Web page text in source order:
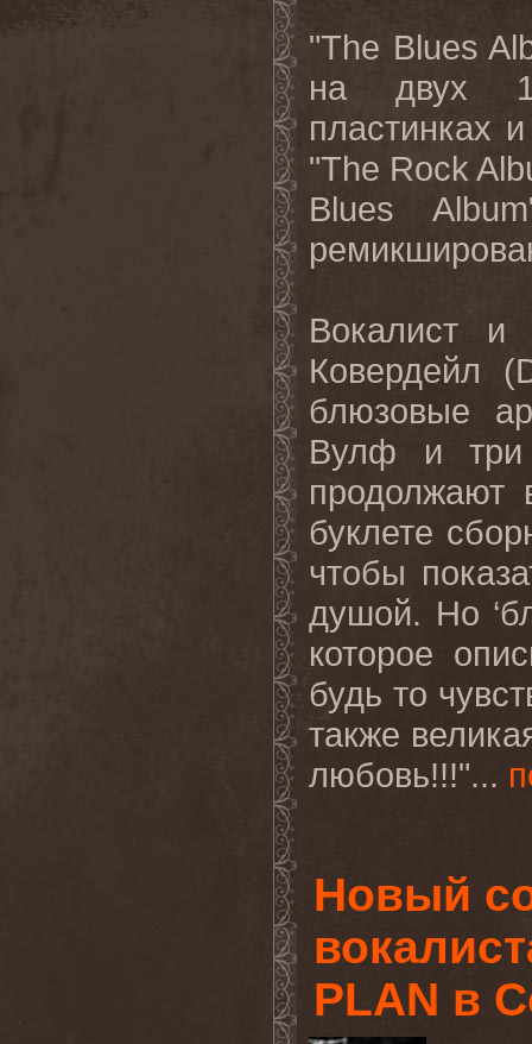
"The Blues
на двух
пластинках
"The Rock
Blues
Вокалист и
Ковердейл
блюзовые
Вулф и три
продолжают
буклете
чтобы
душой. Но
которое
будь то
также
любовь!!!"...
Новый
PLAN в